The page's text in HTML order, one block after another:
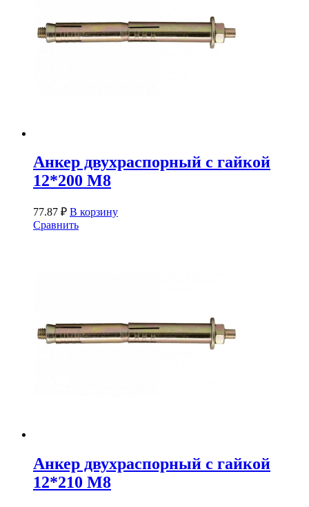
Анкер двухраспорный с гайкой
12*200 М8
77.87 ₽ В корзину
Сравнить
Анкер двухраспорный с гайкой
12*210 М8